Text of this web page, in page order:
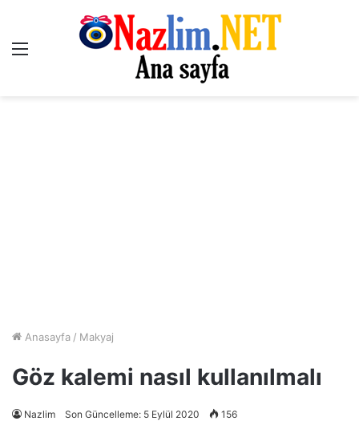
Menü
Anasayfa / Makyaj
Göz kalemi nasıl kullanılmalı
Nazlim Son Güncelleme: 5 Eylül 2020 156